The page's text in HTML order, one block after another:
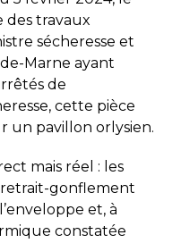
des travaux
sécheresse et
Marne ayant
de
cette pièce
un pavillon orlysien.
mais réel : les
gonflement
et, à
constatée